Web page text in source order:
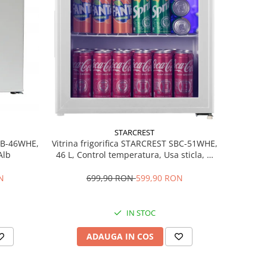
46WHE,
STARCREST
Vitrina frigorifica STARCREST SBC-51WHE,
46 L, Control temperatura, Usa sticla, H
699,90 RON599,90 RON
IN STOC
ADAUGA IN COS